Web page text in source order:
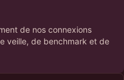
de nos connexions
veille, de benchmark et de